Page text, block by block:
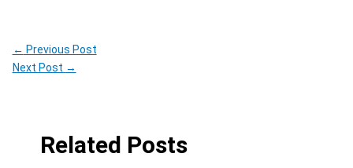
← Previous Post
Next Post →
Related Posts